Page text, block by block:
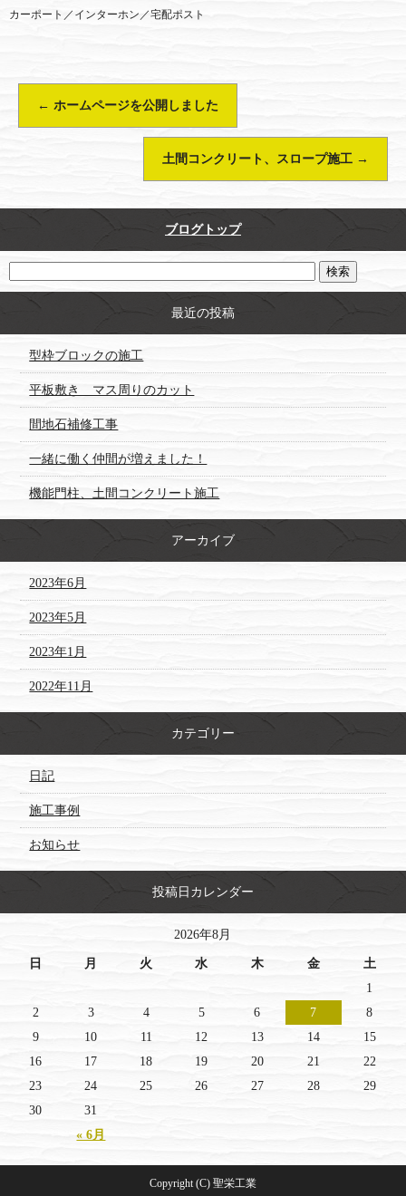
カーポート／インターホン／宅配ポスト
← ホームページを公開しました
土間コンクリート、スロープ施工 →
ブログトップ
最近の投稿
型枠ブロックの施工
平板敷き マス周りのカット
間地石補修工事
一緒に働く仲間が増えました！
機能門柱、土間コンクリート施工
アーカイブ
2023年6月
2023年5月
2023年1月
2022年11月
カテゴリー
日記
施工事例
お知らせ
投稿日カレンダー
2026年8月
日 月 火 水 木 金 土
« 6月
1
2
3 4 5 6 7
8
9
10 11 12 13 14
15
16
17 18 19 20 21
22
23
24 25 26 27 28
29
30
31
Copyright (C) 聖栄工業